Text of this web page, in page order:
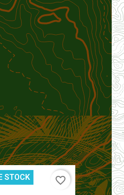
STOCK favorite_border